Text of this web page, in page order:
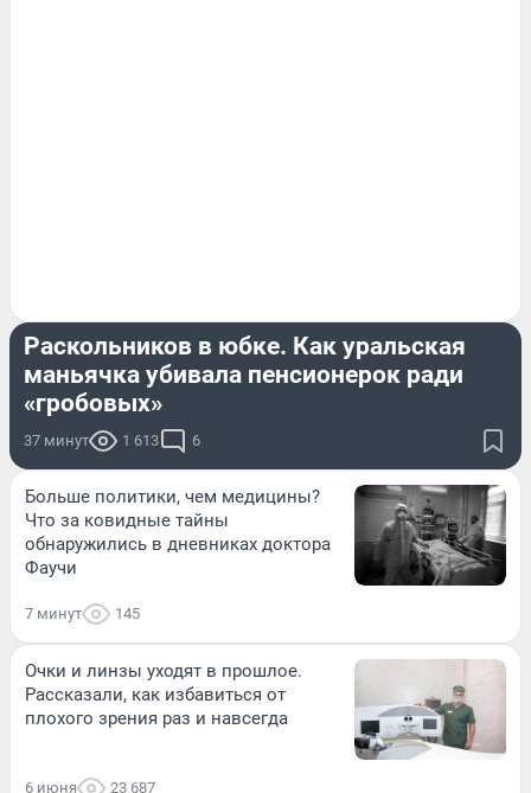
Раскольников в юбке. Как уральская
маньячка убивала пенсионерок ради
«гробовых»
37 минут 1 613 6
Больше политики, чем медицины?
Что за ковидные тайны
обнаружились в дневниках доктора
Фаучи
7 минут 145
Очки и линзы уходят в прошлое.
Рассказали, как избавиться от
плохого зрения раз и навсегда
6 июня 23 687